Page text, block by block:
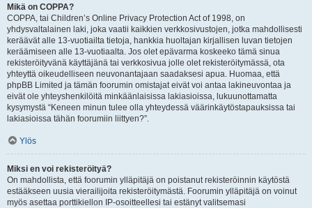
Mikä on COPPA?
COPPA, tai Children’s Online Privacy Protection Act of 1998, on
yhdysvaltalainen laki, joka vaatii kaikkien verkkosivustojen, jotka mahdollisesti
keräävät alle 13-vuotiailta tietoja, hankkia huoltajan kirjallisen luvan tietojen
keräämiseen alle 13-vuotiaalta. Jos olet epävarma koskeeko tämä sinua
rekisteröityvänä käyttäjänä tai verkkosivua jolle olet rekisteröitymässä, ota
yhteyttä oikeudelliseen neuvonantajaan saadaksesi apua. Huomaa, että
phpBB Limited ja tämän foorumin omistajat eivät voi antaa lakineuvontaa ja
eivät ole yhteyshenkilöitä minkäänlaisissa lakiasioissa, lukuunottamatta
kysymystä “Keneen minun tulee olla yhteydessä väärinkäytöstapauksissa tai
lakiasioissa tähän foorumiin liittyen?”.
Ylös
Miksi en voi rekisteröityä?
On mahdollista, että foorumin ylläpitäjä on poistanut rekisteröinnin käytöstä
estääkseen uusia vierailijoita rekisteröitymästä. Foorumin ylläpitäjä on voinut
myös asettaa porttikiellon IP-osoitteellesi tai estänyt valitsemasi